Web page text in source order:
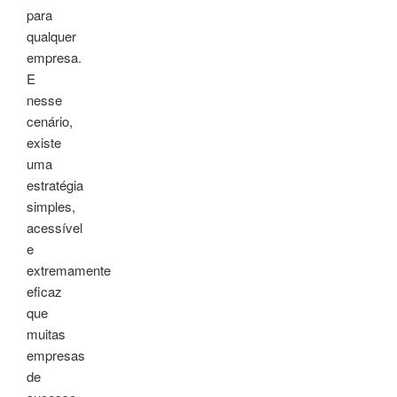
para
qualquer
empresa.
E
nesse
cenário,
existe
uma
estratégia
simples,
acessível
e
extremamente
eficaz
que
muitas
empresas
de